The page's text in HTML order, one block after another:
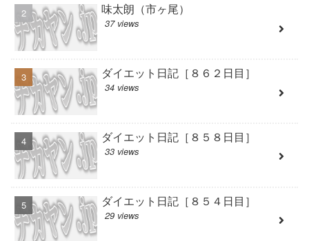
味太朗（市ヶ尾）
37 views
ダイエット日記［８６２日目］
34 views
ダイエット日記［８５８日目］
33 views
ダイエット日記［８５４日目］
29 views